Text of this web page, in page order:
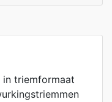
in triemformaat